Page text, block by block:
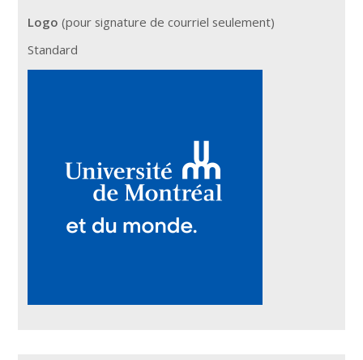
Logo (pour signature de courriel seulement)
Standard